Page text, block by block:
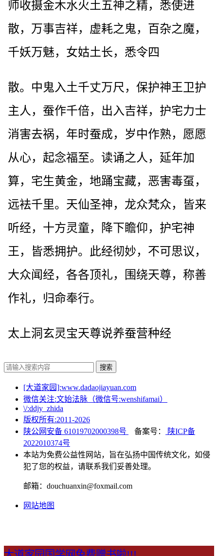
师收摄金木水火土五神之精，悉使进
散，万事吉祥，虚耗之鬼，百杂之魔，
千妖万魅，女姑土长，悉令四
散。中鬼入土千丈万尺，保护神王卫护
主人，蚕作千倍，出入吉祥，护宅力士
消害去祸，年时蚕成，岁中作熟，愿愿
从心，起念福至。读诵之人，延年加
算，宅生黄金，地踊宝藏，恶害毒虿，
远袪千里。天仙圣神，龙众梵众，皆来
听经，十方灵童，降下瞻仰，护宅神
王，皆悉拥护。此经彻妙，不可思议，
大众闻经，各各顶礼，围绕天尊，称善
作礼，归命奉行。
太上洞玄灵宝天尊说养蚕营种经
搜索
[大道家园]:www.dadaojiayuan.com
微信关注:文始法脉（微信号:wenshifamai）
\/:ddjy_zhida
版权所有:2011-2026
陕公网安备 61019702000398号
备案号：
陕ICP备
2022010374号
本站为免费公益性网站，旨在弘扬中国传统文化，如侵
犯了您的权益，请联系我们妥善处理。
邮箱：douchuanxin@foxmail.com
网站地图